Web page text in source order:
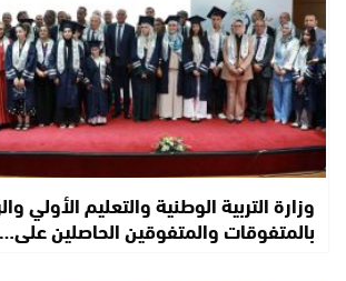
وزارة التربية الوطنية والتعليم الأولي
بالمتفوقات والمتفوقين الحاصلين